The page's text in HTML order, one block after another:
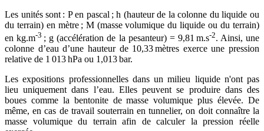
Les unités sont : P en pascal ; h (hauteur de la colonne du liquide ou
du terrain) en mètre ; M (masse volumique du liquide ou du terrain)
en kg.m-3 ; g (accélération de la pesanteur) = 9,81 m.s-2. Ainsi, une
colonne d’eau d’une hauteur de 10,33 mètres exerce une pression
relative de 1 013 hPa ou 1,013 bar.
Les expositions professionnelles dans un milieu liquide n'ont pas
lieu uniquement dans l’eau. Elles peuvent se produire dans des
boues comme la bentonite de masse volumique plus élevée. De
même, en cas de travail souterrain en tunnelier, on doit connaître la
masse volumique du terrain afin de calculer la pression réelle